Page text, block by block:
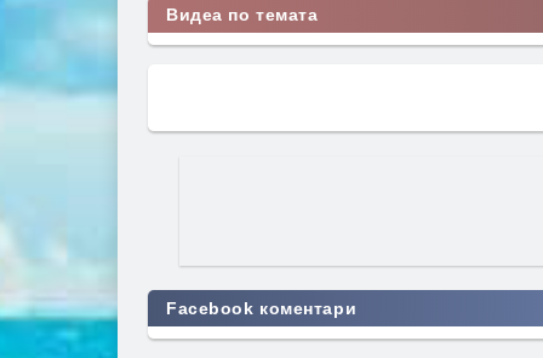
Видеа по темата
Facebook коментари